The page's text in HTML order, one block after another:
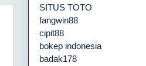
SITUS TOTO
fangwin88
cipit88
bokep indonesia
badak178